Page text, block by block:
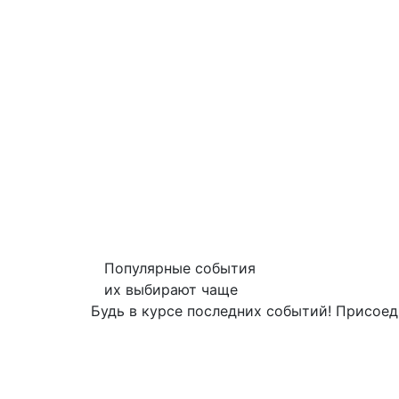
Популярные события
их выбирают чаще
Будь в курсе последних событий!